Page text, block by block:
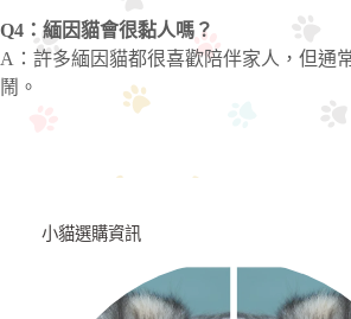
Q4：緬因貓會很黏人嗎？
A：許多緬因貓都很喜歡陪伴家人，但通
鬧。
小貓選購資訊